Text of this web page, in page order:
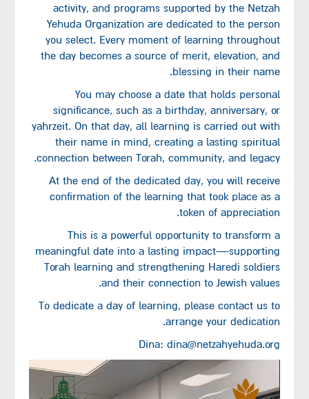
activity, and programs supported by the Netzah
Yehuda Organization are dedicated to the person
you select. Every moment of learning throughout
the day becomes a source of merit, elevation, and
blessing in their name.
You may choose a date that holds personal
significance, such as a birthday, anniversary, or
yahrzeit. On that day, all learning is carried out with
their name in mind, creating a lasting spiritual
connection between Torah, community, and legacy.
At the end of the dedicated day, you will receive
confirmation of the learning that took place as a
token of appreciation.
This is a powerful opportunity to transform a
meaningful date into a lasting impact—supporting
Torah learning and strengthening Haredi soldiers
and their connection to Jewish values.
To dedicate a day of learning, please contact us to
arrange your dedication.
Dina: dina@netzahyehuda.org